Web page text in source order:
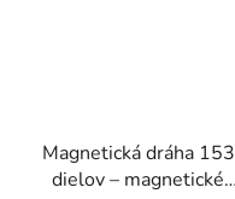
Magnetická dráha 153
dielov – magnetické